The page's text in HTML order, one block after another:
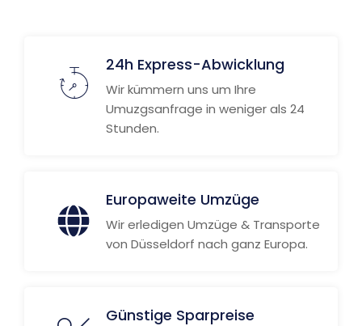
24h Express-Abwicklung
Wir kümmern uns um Ihre
Umuzgsanfrage in weniger als 24
Stunden.
Europaweite Umzüge
Wir erledigen Umzüge & Transporte
von Düsseldorf nach ganz Europa.
Günstige Sparpreise